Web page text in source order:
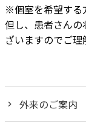
※個室を希望する
但し、患者さん
ざいますのでご理
外来のご案内